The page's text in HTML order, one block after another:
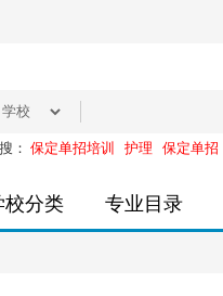
： 保定单招培训 护理 保定单招
校分类 专业目录